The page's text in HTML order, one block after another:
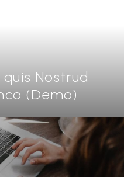
Nostrud
(Demo)